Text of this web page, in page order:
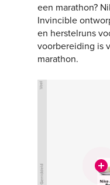
een marathon?
Invincible
en herstelruns
voorbereiding is
marathon.